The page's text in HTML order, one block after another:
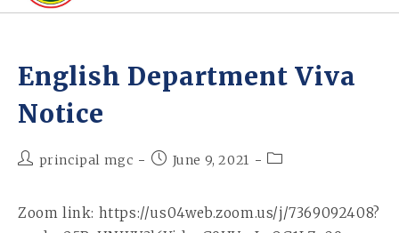
English Department Viva
Notice
Postprincipal mgc
PostJune 9, 2021
Post
Zoom link: https://us04web.zoom.us/j/7369092408?